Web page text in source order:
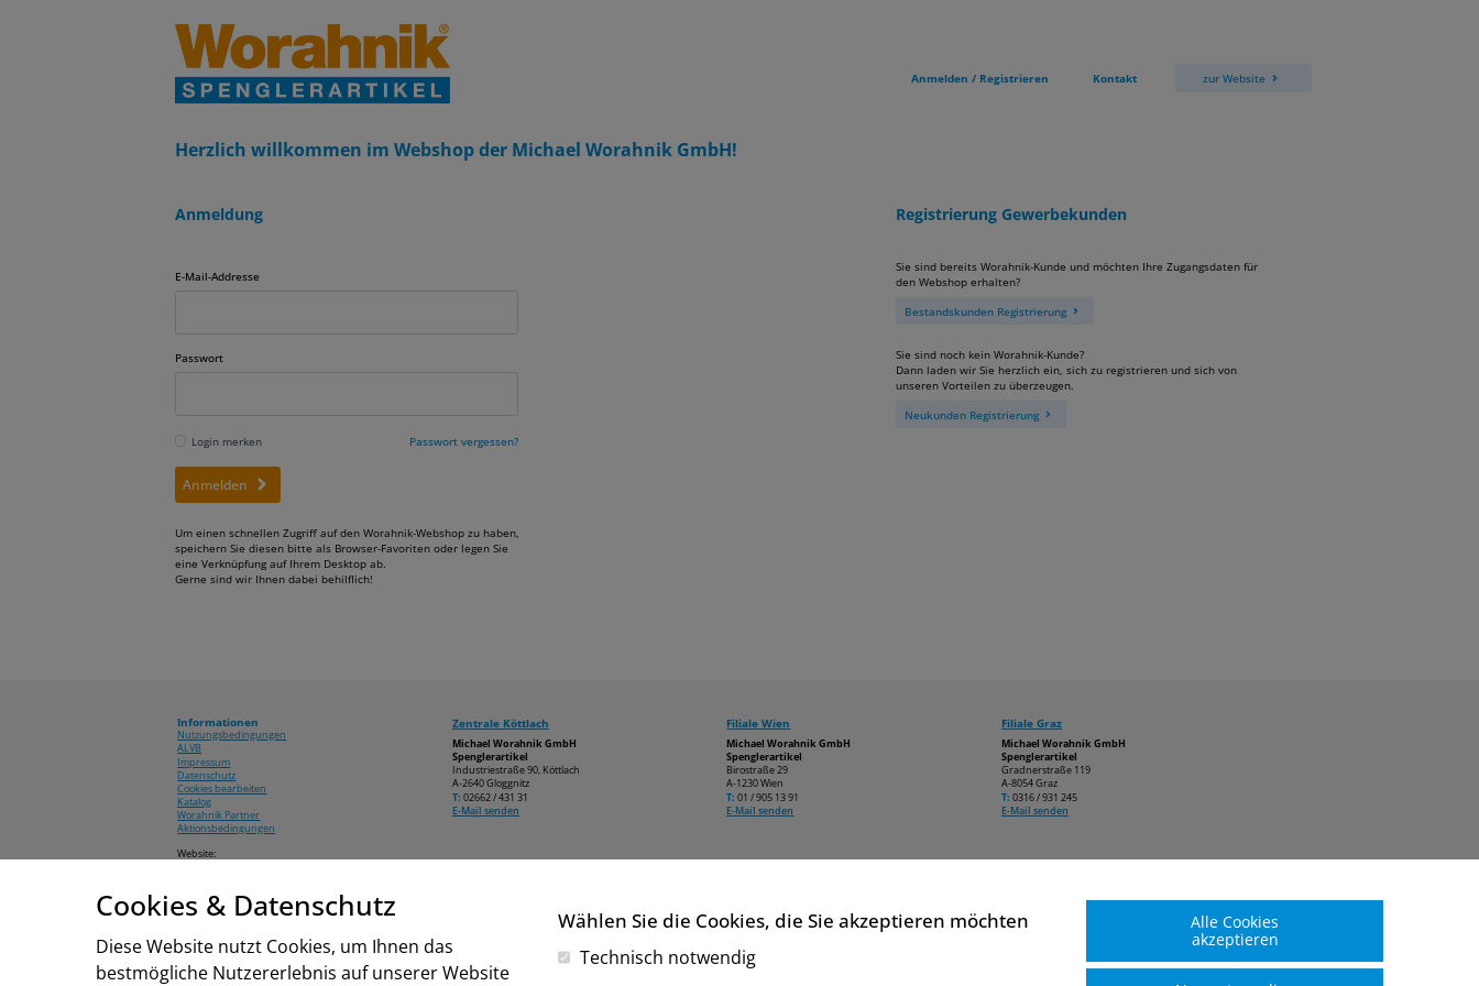
Anmelden / Registrieren Kontakt zur Website
Herzlich willkommen im Webshop der Michael Worahnik GmbH!
Anmeldung
E-Mail-Addresse
Passwort
Login merken Passwort vergessen?
Anmelden
Um einen schnellen Zugriff auf den Worahnik-Webshop zu haben,
speichern Sie diesen bitte als Browser-Favoriten oder legen Sie
eine Verknüpfung auf Ihrem Desktop ab.
Gerne sind wir Ihnen dabei behilflich!
Registrierung Gewerbekunden
Sie sind bereits Worahnik-Kunde und möchten Ihre Zugangsdaten für
den Webshop erhalten?
Bestandskunden Registrierung
Sie sind noch kein Worahnik-Kunde?
Dann laden wir Sie herzlich ein, sich zu registrieren und sich von
unseren Vorteilen zu überzeugen.
Neukunden Registrierung
Informationen
Nutzungsbedingungen
ALVB
Impressum
Datenschutz
Cookies bearbeiten
Katalog
Worahnik Partner
Aktionsbedingungen
Website:
Zentrale Köttlach
Michael Worahnik GmbH
Spenglerartikel
Industriestraße 90, Köttlach
A-2640 Gloggnitz
T: 02662 / 431 31
E-Mail senden
Filiale Wien
Michael Worahnik GmbH
Spenglerartikel
Birostraße 29
A-1230 Wien
T: 01 / 905 13 91
E-Mail senden
Filiale Graz
Michael Worahnik GmbH
Spenglerartikel
Gradnerstraße 119
A-8054 Graz
T: 0316 / 931 245
E-Mail senden
Cookies & Datenschutz
Diese Website nutzt Cookies, um Ihnen das
bestmögliche Nutzererlebnis auf unserer Website
Wählen Sie die Cookies, die Sie akzeptieren möchten
Technisch notwendig
Alle Cookies
akzeptieren